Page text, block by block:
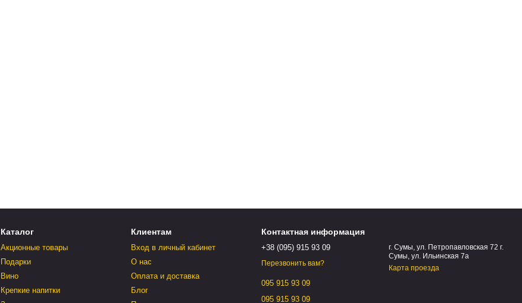
Каталог
Акционные товары
Подарки
Вино
Крепкие напитки
Клиентам
Вход в личный кабинет
О нас
Оплата и доставка
Блог
Контактная информация
+38 (095) 915 93 09
Перезвонить вам?
095 915 93 09
095 915 93 09
г. Сумы, ул. Петропавловская 72 г.
Сумы, ул. Ильинская 7а
Карта проезда